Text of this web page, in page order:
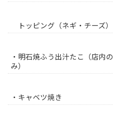
トッピング（ネギ・チーズ）
・明石焼ふう出汁たこ（店内の
み）
・キャベツ焼き